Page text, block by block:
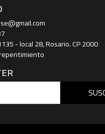
- local 28, Rosario. CP 2000